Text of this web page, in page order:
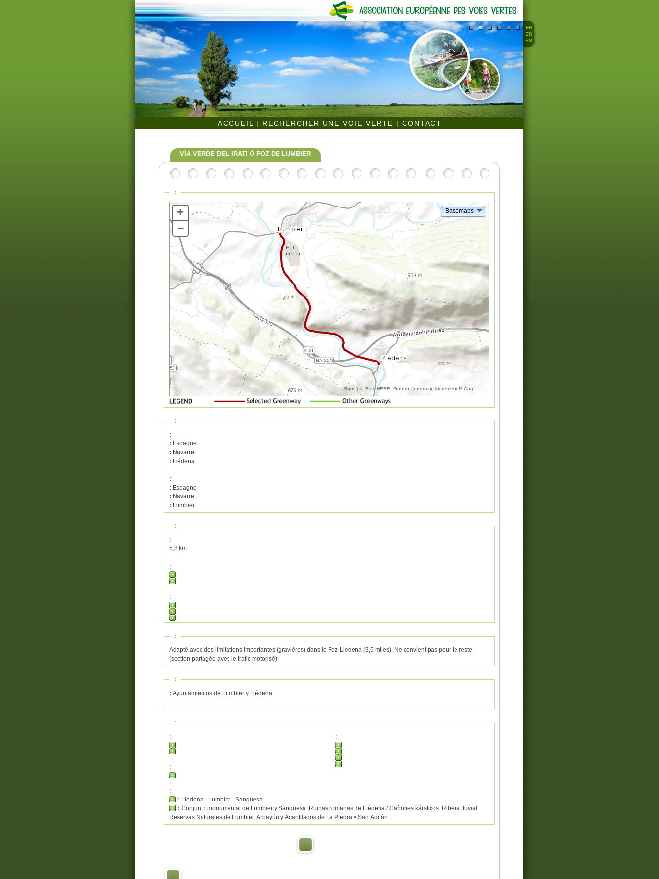
FR
EN
ES
ACCUEIL | RECHERCHER UNE VOIE VERTE | CONTACT
VÍA VERDE DEL IRATI Ó FOZ DE LUMBIER
:
Basemaps
Sources: Esri, HERE, Garmin, Intermap, increment P Corp., GEBCO, USGS, FAO, NPS, NRCAN, GeoBase, IGN, Kadaster NL,
+
–
:
:
: Espagne
: Navarre
: Liédena
:
: Espagne
: Navarre
: Lumbier
:
:
5,8 km
:
:
:
Adapté avec des limitations importantes (gravières) dans le Foz-Liedena (3,5 miles). Ne convient pas pour le reste
(section partagée avec le trafic motorisé)
:
: Ayuntamientos de Lumbier y Liédena
:
:
:
:
:
: Liédena - Lumbier - Sangüesa
: Conjunto monumental de Lumbier y Sangüesa. Ruinas romanas de Liédena./ Cañones kársticos. Ribera fluvial.
Reservas Naturales de Lumbier, Arbayún y Acantilados de La Piedra y San Adrián.